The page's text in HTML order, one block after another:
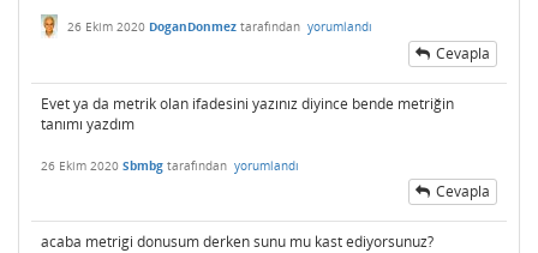
26 Ekim 2020 DoganDonmez tarafından yorumlandı
Cevapla
Evet ya da metrik olan ifadesini yazınız diyince bende metriğin
tanımı yazdım
26 Ekim 2020 Sbmbg tarafından yorumlandı
Cevapla
acaba metrigi donusum derken sunu mu kast ediyorsunuz?